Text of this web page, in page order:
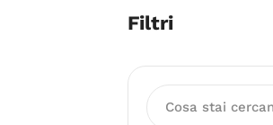
Filtri